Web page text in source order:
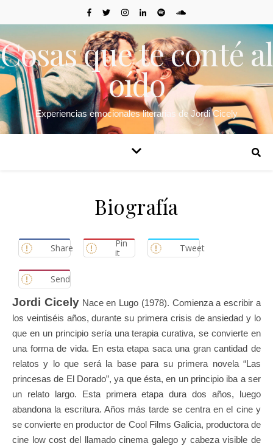
Cosas que te conté al
oído
Experiencias emocionales literarias de Jordi Cicely
Biografía
Share
Pin
it
Tweet
Send
Jordi CicelyNace en Lugo (1978). Comienza a escribir a
los veintiséis años, durante su primera crisis de ansiedad y lo
que en un principio sería una terapia curativa, se convierte en
una forma de vida. En esta etapa saca una gran cantidad de
relatos y lo que será la base para su primera novela “Las
princesas de El Dorado”, ya que ésta, en un principio iba a ser
un relato largo. Esta primera etapa dura dos años, luego
abandona la escritura. Años más tarde se centra en el cine y
se convierte en productor de Cool Films Galicia, productora de
cine low cost del llamado cinema galego y cabeza visible de